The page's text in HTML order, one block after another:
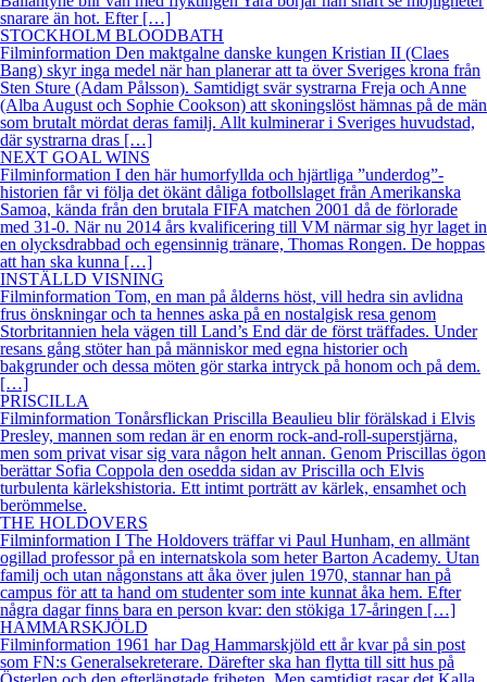
snarare än hot. Efter […]
STOCKHOLM BLOODBATH
Filminformation Den maktgalne danske kungen Kristian II (Claes
Bang) skyr inga medel när han planerar att ta över Sveriges krona från
Sten Sture (Adam Pålsson). Samtidigt svär systrarna Freja och Anne
(Alba August och Sophie Cookson) att skoningslöst hämnas på de män
som brutalt mördat deras familj. Allt kulminerar i Sveriges huvudstad,
där systrarna dras […]
NEXT GOAL WINS
Filminformation I den här humorfyllda och hjärtliga ”underdog”-
historien får vi följa det ökänt dåliga fotbollslaget från Amerikanska
Samoa, kända från den brutala FIFA matchen 2001 då de förlorade
med 31-0. När nu 2014 års kvalificering till VM närmar sig hyr laget in
en olycksdrabbad och egensinnig tränare, Thomas Rongen. De hoppas
att han ska kunna […]
INSTÄLLD VISNING
Filminformation Tom, en man på ålderns höst, vill hedra sin avlidna
frus önskningar och ta hennes aska på en nostalgisk resa genom
Storbritannien hela vägen till Land’s End där de först träffades. Under
resans gång stöter han på människor med egna historier och
bakgrunder och dessa möten gör starka intryck på honom och på dem.
[…]
PRISCILLA
Filminformation Tonårsflickan Priscilla Beaulieu blir förälskad i Elvis
Presley, mannen som redan är en enorm rock-and-roll-superstjärna,
men som privat visar sig vara någon helt annan. Genom Priscillas ögon
berättar Sofia Coppola den osedda sidan av Priscilla och Elvis
turbulenta kärlekshistoria. Ett intimt porträtt av kärlek, ensamhet och
berömmelse.
THE HOLDOVERS
Filminformation I The Holdovers träffar vi Paul Hunham, en allmänt
ogillad professor på en internatskola som heter Barton Academy. Utan
familj och utan någonstans att åka över julen 1970, stannar han på
campus för att ta hand om studenter som inte kunnat åka hem. Efter
några dagar finns bara en person kvar: den stökiga 17-åringen […]
HAMMARSKJÖLD
Filminformation 1961 har Dag Hammarskjöld ett år kvar på sin post
som FN:s Generalsekreterare. Därefter ska han flytta till sitt hus på